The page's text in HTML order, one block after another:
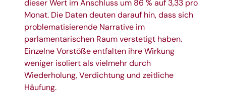
dieser Wert im Anschluss um 86 % auf 3,33 pro
Monat. Die Daten deuten darauf hin, dass sich
problematisierende Narrative im
parlamentarischen Raum verstetigt haben.
Einzelne Vorstöße entfalten ihre Wirkung
weniger isoliert als vielmehr durch
Wiederholung, Verdichtung und zeitliche
Häufung.